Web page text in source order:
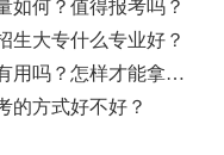
如何？值得报考吗？
生大专什么专业好？
广东开放大学考了有用吗？怎样才能拿到毕业证？
的方式好不好？